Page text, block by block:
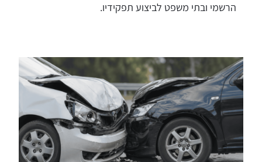
הרשמי ובתי משפט לביצוע תפקידיו.